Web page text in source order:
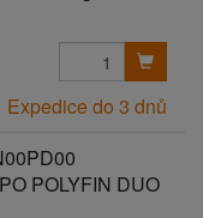
Expedice do 3 dnů
POLYFIN DUO